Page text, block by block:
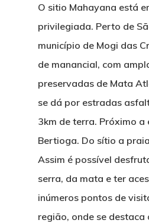
O sitio Mahayana está
privilegiada. Perto de
município de Mogi das
de manancial, com
preservadas de Mata
se dá por estradas
3km de terra. Próximo a
Bertioga. Do sítio a
Assim é possível
serra, da mata e ter
inúmeros pontos de
região, onde se destaca